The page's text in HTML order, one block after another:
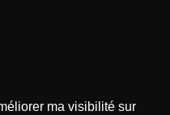
ma visibilité sur